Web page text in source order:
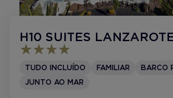
H10 SUITES
TUDO INCLUÍDO FAMILIAR
BARCO
JUNTO AO MAR